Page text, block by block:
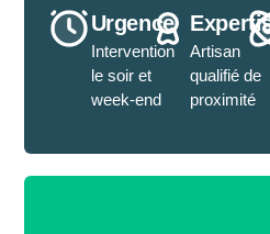
Urgence
Intervention
le soir et
week-end
Artisan
qualifié de
proximité